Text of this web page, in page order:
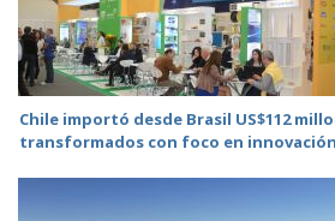
Chile importó desde Brasil US$112
transformados con foco en